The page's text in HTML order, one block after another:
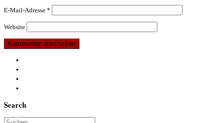
E-Mail-Adresse *
Website
Search
Suche